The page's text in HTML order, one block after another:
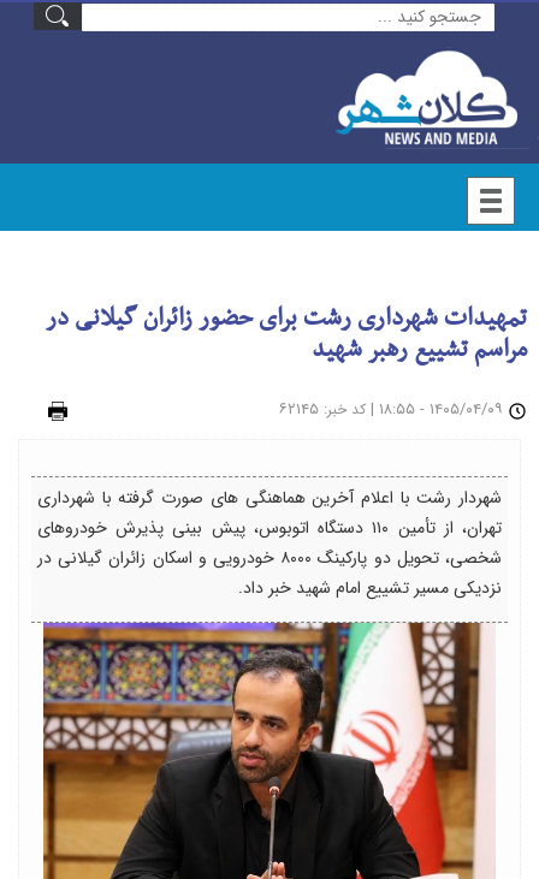
تمهیدات شهرداری رشت برای حضور زائران گیلانی در
مراسم تشییع رهبر شهید
| کد خبر: ۶۲۱۴۵
شهردار رشت با اعلام آخرین هماهنگی های صورت گرفته با شهرداری
تهران، از تأمین ۱۱۰ دستگاه اتوبوس، پیش بینی پذیرش خودروهای
شخصی، تحویل دو پارکینگ ۸۰۰۰ خودرویی و اسکان زائران گیلانی در
نزدیکی مسیر تشییع امام شهید خبر داد.